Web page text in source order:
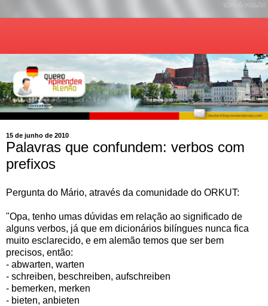
15 de junho de 2010
Palavras que confundem: verbos com
prefixos
Pergunta do Mário, através da comunidade do ORKUT:
"Opa, tenho umas dúvidas em relação ao significado de
alguns verbos, já que em dicionários bilíngues nunca fica
muito esclarecido, e em alemão temos que ser bem
precisos, então:
- abwarten, warten
- schreiben, beschreiben, aufschreiben
- bemerken, merken
- bieten, anbieten